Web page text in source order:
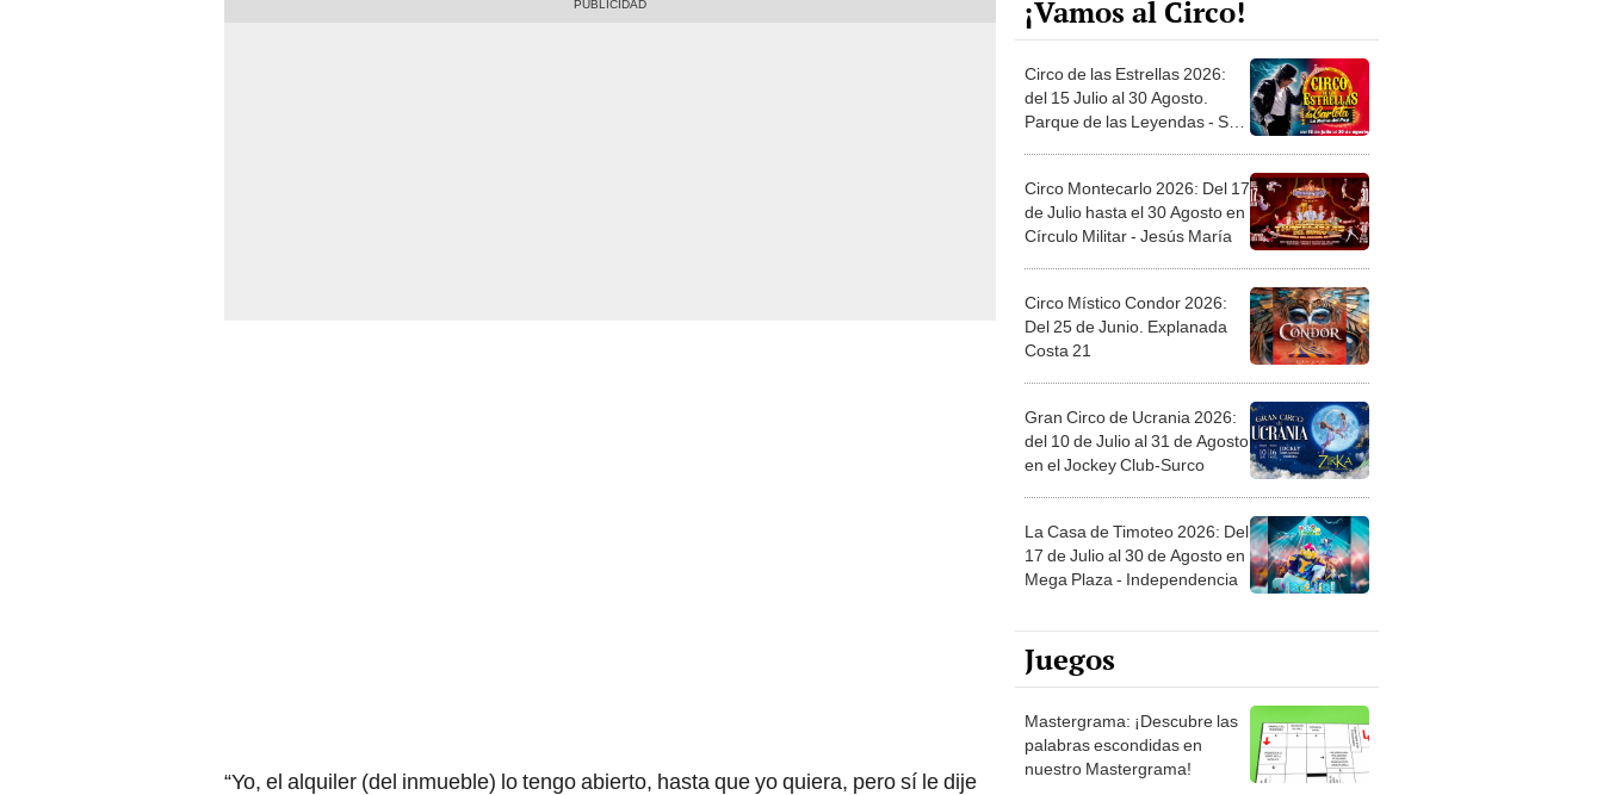
“Yo, el alquiler (del inmueble) lo tengo abierto, hasta que yo quiera, pero sí le dije
¡Vamos al Circo!
Circo de las Estrellas 2026:
del 15 Julio al 30 Agosto.
Parque de las Leyendas - San
Circo Montecarlo 2026: Del 17
de Julio hasta el 30 Agosto en
Círculo Militar - Jesús María
Circo Místico Condor 2026:
Del 25 de Junio. Explanada
Costa 21
Gran Circo de Ucrania 2026:
del 10 de Julio al 31 de Agosto
en el Jockey Club-Surco
La Casa de Timoteo 2026: Del
17 de Julio al 30 de Agosto en
Mega Plaza - Independencia
Juegos
Mastergrama: ¡Descubre las
palabras escondidas en
nuestro Mastergrama!